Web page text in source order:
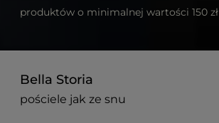
produktów o minimalnej wartości 150 zł
Bella Storia
pościele jak ze snu